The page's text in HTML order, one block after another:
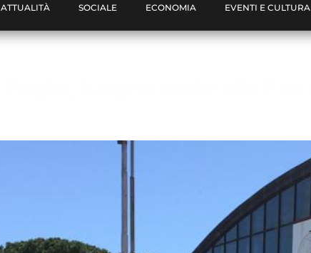
ATTUALITÀ SOCIALE ECONOMIA EVENTI E CULTURA